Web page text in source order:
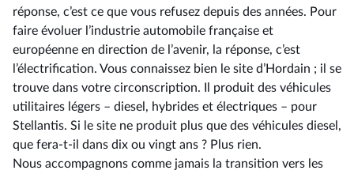
réponse, c’est ce que vous refusez depuis des années. Pour
faire évoluer l’industrie automobile française et
européenne en direction de l’avenir, la réponse, c’est
l’électrification. Vous connaissez bien le site d’Hordain ; il se
trouve dans votre circonscription. Il produit des véhicules
utilitaires légers –⁠ diesel, hybrides et électriques – pour
Stellantis. Si le site ne produit plus que des véhicules diesel,
que fera-t-il dans dix ou vingt ans ? Plus rien.
Nous accompagnons comme jamais la transition vers les